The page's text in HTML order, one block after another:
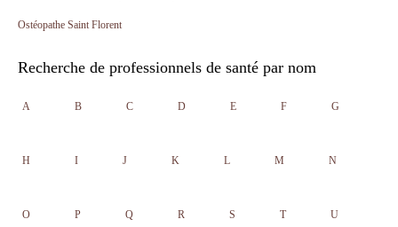
Ostéopathe Saint Florent
Recherche de professionnels de santé par nom
A B C D E F G
H I J K L M N
O P Q R S T U